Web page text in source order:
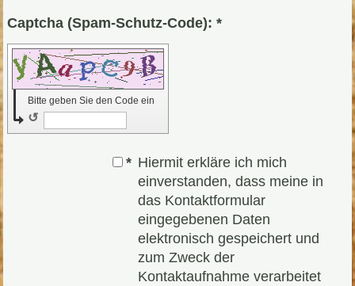
Captcha (Spam-Schutz-Code): *
Bitte geben Sie den Code ein
↺
* Hiermit erkläre ich mich
einverstanden, dass meine in
das Kontaktformular
eingegebenen Daten
elektronisch gespeichert und
zum Zweck der
Kontaktaufnahme verarbeitet